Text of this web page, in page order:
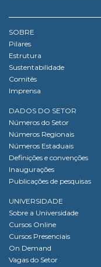
SOBRE
Pilares
Estrutura
Sustentabilidade
Comitês
Imprensa
DADOS DO SETOR
Números do Setor
Números Regionais
Números Estaduais
Definições e convenções
Inaugurações
Publicações de pesquisas
UNIVERSIDADE
Sobre a Universidade
Cursos Online
Cursos Presenciais
On Demand
Vagas do Setor